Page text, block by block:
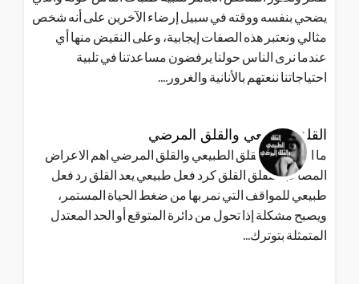
يضحي بنفسه ووقته في سبيل إرضاء الآخرين على أنه شخص
مثالي ونعتبر هذه الصفات إيجابية، وعلى النقيض منها أي
عندما نرى الناس حولنا يرفضون مساعدتنا في تلبية
احتياجاتنا ننعتهم بالأنانية والغرور....
القلق الطبيعي والقلق المرضي
ما الفرق بين القلق الطبيعي والقلق المرضي اهم الاعراض
المصاحبة للقلق القلق كرد فعل طبيعي يعد القلق رد فعل
طبيعي للمواقف التي نمر بها من ضغط الحياة المستمر،
ويصبح مشكلة إذا تحول من دائرة المتوقع أو الحد المعتدل
المتمثلة بتوترك...